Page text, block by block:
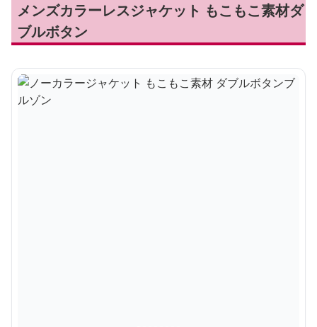
メンズカラーレスジャケット もこもこ素材ダ
ブルボタン